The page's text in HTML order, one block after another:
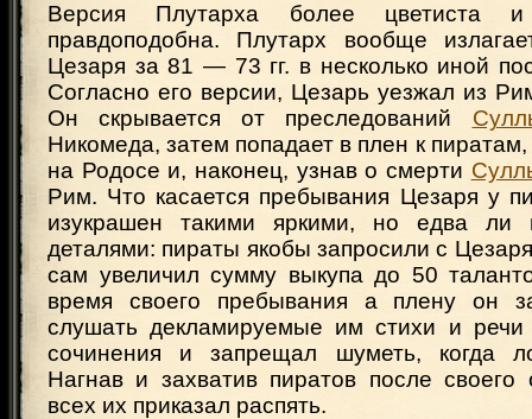
Версия Плутарха более цветиста
правдоподобна. Плутарх вообще
Цезаря за 81 — 73 гг. в несколько иной
Согласно его версии, Цезарь уезжал из
Он скрывается от преследований
Никомеда, затем попадает в плен к пиратам,
на Родосе и, наконец, узнав о смерти
Рим. Что касается пребывания Цезаря у
изукрашен такими яркими, но едва ли
деталями: пираты якобы запросили с
сам увеличил сумму выкупа до 50
время своего пребывания а плену он
слушать декламируемые им стихи и речи
сочинения и запрещал шуметь, когда
Нагнав и захватив пиратов после своего
всех их приказал распять.